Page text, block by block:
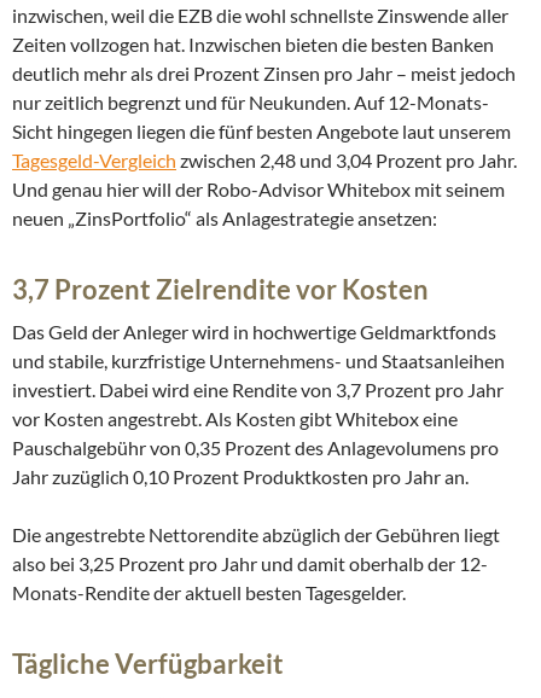
inzwischen, weil die EZB die wohl schnellste Zinswende aller
Zeiten vollzogen hat. Inzwischen bieten die besten Banken
deutlich mehr als drei Prozent Zinsen pro Jahr – meist jedoch
nur zeitlich begrenzt und für Neukunden. Auf 12-Monats-
Sicht hingegen liegen die fünf besten Angebote laut unserem
Tagesgeld-Vergleich zwischen 2,48 und 3,04 Prozent pro Jahr.
Und genau hier will der Robo-Advisor Whitebox mit seinem
neuen „ZinsPortfolio“ als Anlagestrategie ansetzen:
3,7 Prozent Zielrendite vor Kosten
Das Geld der Anleger wird in hochwertige Geldmarktfonds
und stabile, kurzfristige Unternehmens- und Staatsanleihen
investiert. Dabei wird eine Rendite von 3,7 Prozent pro Jahr
vor Kosten angestrebt. Als Kosten gibt Whitebox eine
Pauschalgebühr von 0,35 Prozent des Anlagevolumens pro
Jahr zuzüglich 0,10 Prozent Produktkosten pro Jahr an.
Die angestrebte Nettorendite abzüglich der Gebühren liegt
also bei 3,25 Prozent pro Jahr und damit oberhalb der 12-
Monats-Rendite der aktuell besten Tagesgelder.
Tägliche Verfügbarkeit